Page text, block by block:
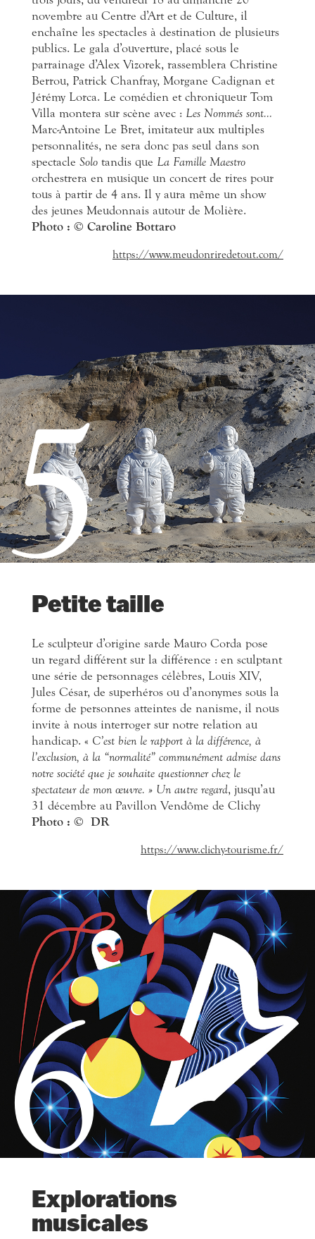
novembre au Centre d’Art et de Culture, il
enchaîne les spectacles à destination de plusieurs
publics. Le gala d’ouverture, placé sous le
parrainage d’Alex Vizorek, rassemblera Christine
Berrou, Patrick Chanfray, Morgane Cadignan et
Jérémy Lorca. Le comédien et chroniqueur Tom
Villa montera sur scène avec : Les Nommés sont…
Marc-Antoine Le Bret, imitateur aux multiples
personnalités, ne sera donc pas seul dans son
spectacle Solo tandis que La Famille Maestro
orchestrera en musique un concert de rires pour
tous à partir de 4 ans. Il y aura même un show
des jeunes Meudonnais autour de Molière.
Photo : © Caroline Bottaro
https://www.meudonriredetout.com/
5
Petite taille
Le sculpteur d’origine sarde Mauro Corda pose
un regard différent sur la différence : en sculptant
une série de personnages célèbres, Louis XIV,
Jules César, de superhéros ou d’anonymes sous la
forme de personnes atteintes de nanisme, il nous
invite à nous interroger sur notre relation au
handicap. « C’est bien le rapport à la différence, à
l’exclusion, à la “normalité” communément admise dans
notre société que je souhaite questionner chez le
spectateur de mon œuvre. » Un autre regard, jusqu’au
31 décembre au Pavillon Vendôme de Clichy
Photo : © DR
https://www.clichy-tourisme.fr/
6
Explorations
musicales